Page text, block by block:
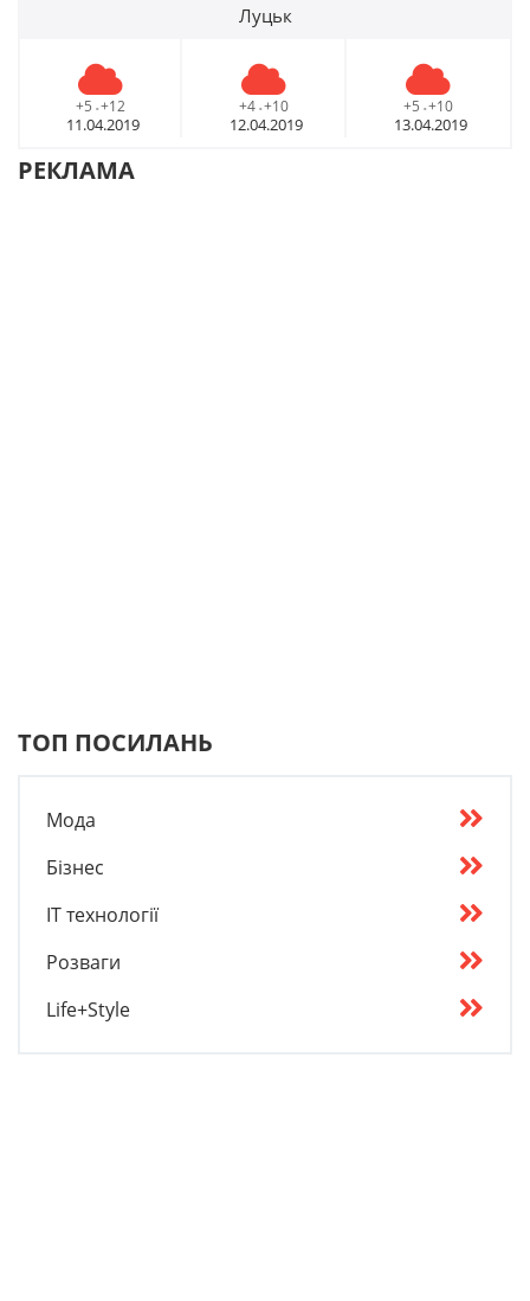
Луцьк
+5 - +12
11.04.2019
+4 - +10
12.04.2019
+5 - +10
13.04.2019
РЕКЛАМА
ТОП ПОСИЛАНЬ
Мода
Бізнес
IT технології
Розваги
Life+Style